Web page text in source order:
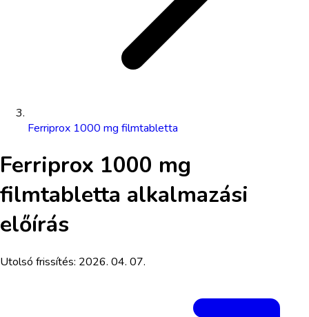
Ferriprox 1000 mg filmtabletta
Ferriprox 1000 mg
filmtabletta alkalmazási
előírás
Utolsó frissítés: 2026. 04. 07.